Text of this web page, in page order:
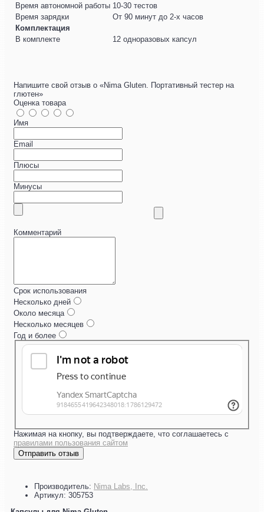
Время автономной работы 10-30 тестов
Время зарядки
От 90 минут до 2-х часов
Комплектация
В комплекте
12 одноразовых капсул
Напишите свой отзыв о «Nima Gluten. Портативный тестер на
глютен»
Оценка товара
Имя
Email
Плюсы
Минусы
Комментарий
Срок использования
Несколько дней
Около месяца
Несколько месяцев
Год и более
Нажимая на кнопку, вы подтверждаете, что соглашаетесь с
правилами пользования сайтом
Отправить отзыв
Производитель: Nima Labs, Inc.
Артикул: 305753